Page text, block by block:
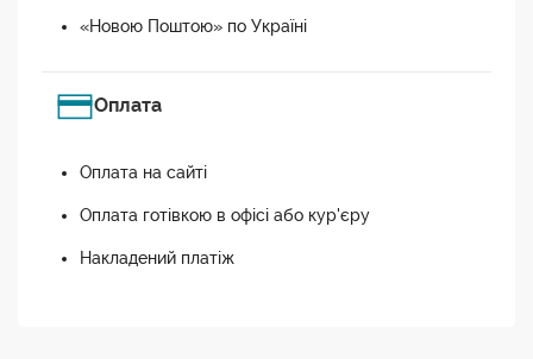
«Новою Поштою» по Україні
Оплата
Оплата на сайті
Оплата готівкою в офісі або кур'єру
Накладений платіж